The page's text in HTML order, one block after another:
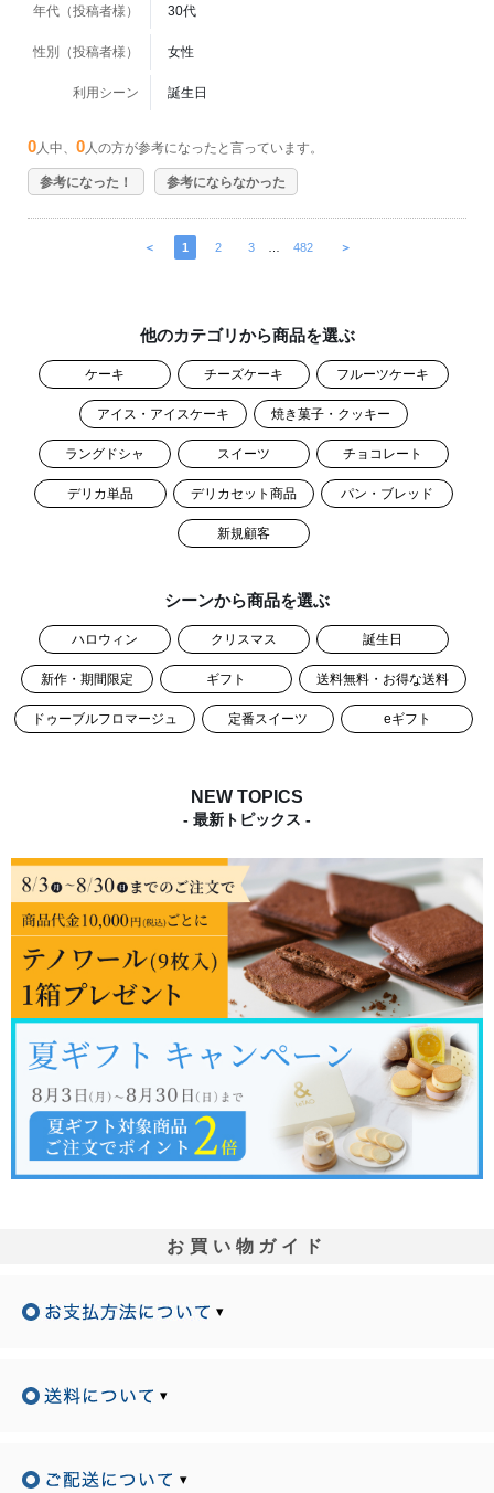
年代（投稿者様） 30代
性別（投稿者様） 女性
利用シーン 誕生日
0 人中、 0 人の方が参考になったと言っています。
参考になった！ 参考にならなかった
＜ 1 2 3 482 ＞
他のカテゴリから商品を選ぶ
ケーキ チーズケーキ フルーツケーキ
アイス・アイスケーキ 焼き菓子・クッキー
ラングドシャ スイーツ チョコレート
デリカ単品 デリカセット商品 パン・ブレッド
新規顧客
シーンから商品を選ぶ
ハロウィン クリスマス 誕生日
新作・期間限定 ギフト 送料無料・お得な送料
ドゥーブルフロマージュ 定番スイーツ eギフト
NEW TOPICS
- 最新トピックス -
お買い物ガイド
▾
▾
▾